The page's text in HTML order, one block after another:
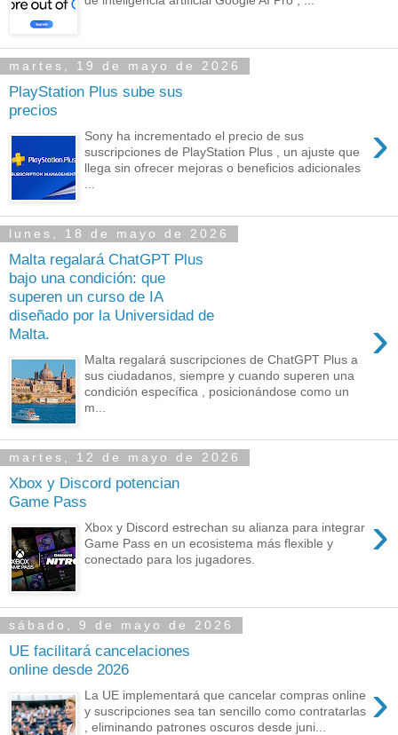
martes, 19 de mayo de 2026
PlayStation Plus sube sus
precios
›
Sony ha incrementado el precio de sus
suscripciones de PlayStation Plus , un ajuste que
llega sin ofrecer mejoras o beneficios adicionales
lunes, 18 de mayo de 2026
Malta regalará ChatGPT Plus
bajo una condición: que
superen un curso de IA
diseñado por la Universidad de
Malta.
›
Malta regalará suscripciones de ChatGPT Plus a
sus ciudadanos, siempre y cuando superen una
condición específica , posicionándose como un
m...
martes, 12 de mayo de 2026
Xbox y Discord potencian
Game Pass
›
Xbox y Discord estrechan su alianza para integrar
Game Pass en un ecosistema más flexible y
conectado para los jugadores.
sábado, 9 de mayo de 2026
UE facilitará cancelaciones
online desde 2026
›
La UE implementará que cancelar compras online
y suscripciones sea tan sencillo como contratarlas
, eliminando patrones oscuros desde juni...